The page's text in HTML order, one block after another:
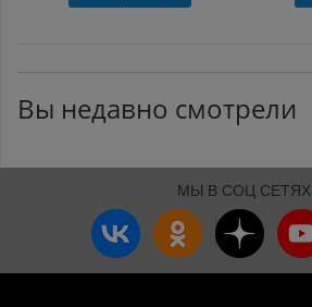
Вы недавно смотрели
МЫ В СОЦ СЕТЯХ